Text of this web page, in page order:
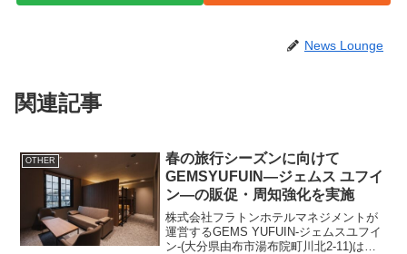
News Lounge
関連記事
OTHER
春の旅行シーズンに向けて
GEMSYUFUIN―ジェムス ユフイ
ン―の販促・周知強化を実施
株式会社フラトンホテルマネジメントが
運営するGEMS YUFUIN-ジェムスユフイ
ン-(大分県由布市湯布院町川北2-11)は、